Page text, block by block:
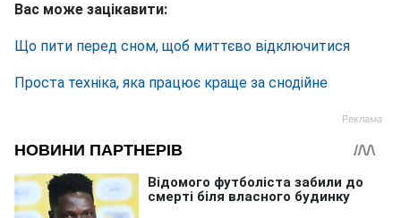
Вас може зацікавити:
Що пити перед сном, щоб миттєво відключитися
Проста техніка, яка працює краще за снодійне